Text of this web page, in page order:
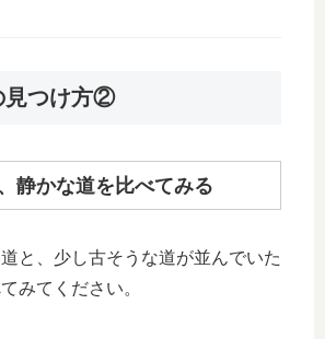
見つけ方②
静かな道を比べてみる
と、少し古そうな道が並んでいた
みてください。